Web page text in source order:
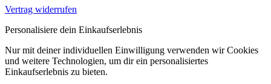
Vertrag widerrufen
Personalisiere dein Einkaufserlebnis
Nur mit deiner individuellen Einwilligung verwenden wir Cookies
und weitere Technologien, um dir ein personalisiertes
Einkaufserlebnis zu bieten.